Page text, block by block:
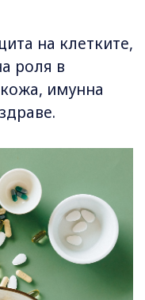
на клетките,
роля в
имунна